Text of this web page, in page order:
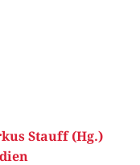
Stauff (Hg.)